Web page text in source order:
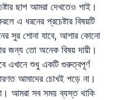
ছাপ আমরা দেখতেও পাই।
এ ধরনের প্রচেষ্টার বিষয়টি
সুর শোনা যাবে, আশার কোনো
জন্য তো অনেক বিষয় দায়ী।
শুধু একটি গুরুত্বপূর্ণ
আমাদের চোখই পড়ে না।
আমরা সব সময় ব্যস্ত থাকি